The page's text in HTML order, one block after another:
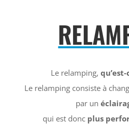
Le relamping,qu’est-
Le relamping consiste à
par un
qui est donc plus